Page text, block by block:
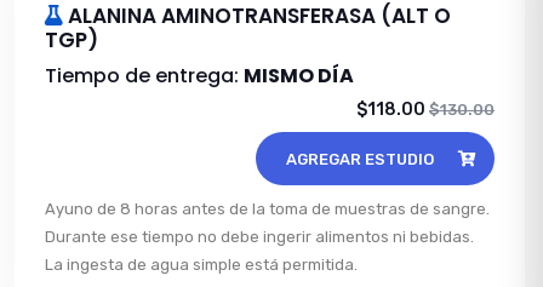
ALANINA AMINOTRANSFERASA (ALT O
TGP)
Tiempo de entrega: MISMO DÍA
$118.00 $130.00
AGREGAR ESTUDIO
Ayuno de 8 horas antes de la toma de muestras de sangre.
Durante ese tiempo no debe ingerir alimentos ni bebidas.
La ingesta de agua simple está permitida.